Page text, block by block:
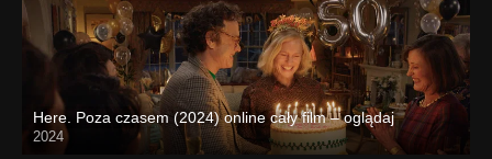
Here. Poza czasem (2024) online cały film – oglądaj
2024